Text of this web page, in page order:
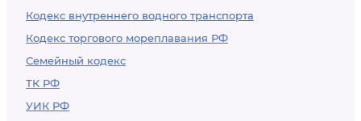
Кодекс внутреннего водного транспорта
Кодекс торгового мореплавания РФ
Семейный кодекс
ТК РФ
УИК РФ